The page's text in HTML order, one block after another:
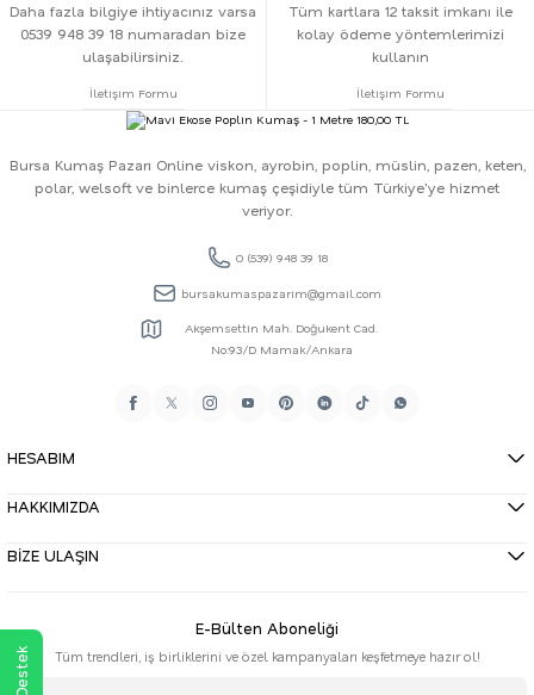
Daha fazla bilgiye ihtiyacınız varsa
0539 948 39 18 numaradan bize
ulaşabilirsiniz.
İletişim Formu
Tüm kartlara 12 taksit imkanı ile
kolay ödeme yöntemlerimizi
kullanın
İletişim Formu
Bursa Kumaş Pazarı Online viskon, ayrobin, poplin, müslin, pazen, keten,
polar, welsoft ve binlerce kumaş çeşidiyle tüm Türkiye'ye hizmet
veriyor.
0 (539) 948 39 18
bursakumaspazarim@gmail.com
Akşemsettin Mah. Doğukent Cad.
No:93/D Mamak/Ankara
HESABIM
HAKKIMIZDA
BİZE ULAŞIN
E-Bülten Aboneliği
Tüm trendleri, iş birliklerini ve özel kampanyaları keşfetmeye hazır ol!